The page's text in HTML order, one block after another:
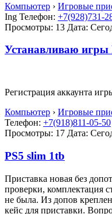
Компьютер › Игровые
Ing Телефон: +7(928)731-
Просмотры: 13 Дата:
Устанавливаю игры
Регистрация аккаунта
Компьютер › Игровые
Телефон: +7(918)811-05-50
Просмотры: 17 Дата:
PS5 slim 1tb
Приставка новая без
проверки, комплектация
не была. Из допов
кейс для приставки.